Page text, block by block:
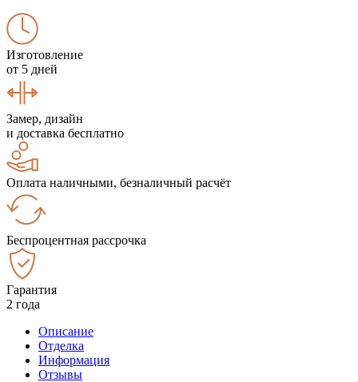
Изготовление
от 5 дней
Замер, дизайн
и доставка бесплатно
Оплата наличными, безналичный расчёт
Беспроцентная рассрочка
Гарантия
2 года
Описание
Отделка
Информация
Отзывы